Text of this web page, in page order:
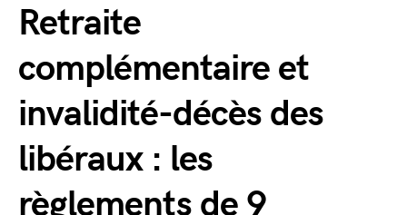
Retraite
complémentaire et
invalidité-décès des
libéraux : les
règlements de 9